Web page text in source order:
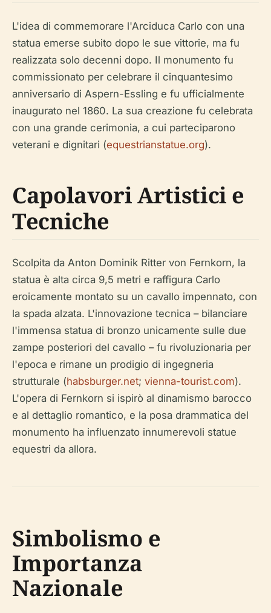
L'idea di commemorare l'Arciduca Carlo con una
statua emerse subito dopo le sue vittorie, ma fu
realizzata solo decenni dopo. Il monumento fu
commissionato per celebrare il cinquantesimo
anniversario di Aspern-Essling e fu ufficialmente
inaugurato nel 1860. La sua creazione fu celebrata
con una grande cerimonia, a cui parteciparono
veterani e dignitari (equestrianstatue.org).
Capolavori Artistici e
Tecniche
Scolpita da Anton Dominik Ritter von Fernkorn, la
statua è alta circa 9,5 metri e raffigura Carlo
eroicamente montato su un cavallo impennato, con
la spada alzata. L'innovazione tecnica – bilanciare
l'immensa statua di bronzo unicamente sulle due
zampe posteriori del cavallo – fu rivoluzionaria per
l'epoca e rimane un prodigio di ingegneria
strutturale (habsburger.net; vienna-tourist.com).
L'opera di Fernkorn si ispirò al dinamismo barocco
e al dettaglio romantico, e la posa drammatica del
monumento ha influenzato innumerevoli statue
equestri da allora.
Simbolismo e
Importanza
Nazionale